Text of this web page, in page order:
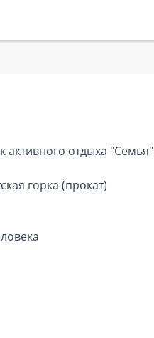
активного отдыха
горка (прокат)